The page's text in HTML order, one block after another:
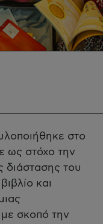
στο
ως στόχο την
διάστασης του
και
σκοπό την